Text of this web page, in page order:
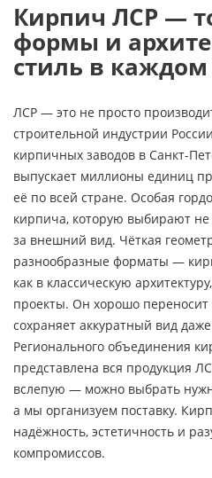
Кирпич ЛСР —
формы и
стиль в каждом
ЛСР — это не просто
строительной индустрии
кирпичных заводов в Санкт-
выпускает миллионы единиц
её по всей стране. Особая
кирпича, которую выбирают не
за внешний вид. Чёткая
разнообразные форматы —
как в классическую
проекты. Он хорошо
сохраняет аккуратный вид
Регионального объединения
представлена вся продукция
вслепую — можно выбрать
а мы организуем поставку.
надёжность, эстетичность и
компромиссов.